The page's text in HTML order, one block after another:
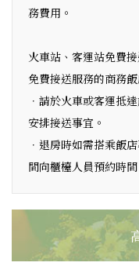
務費用。
火車站、客運站免費
免費接送服務的商務飯
．請於火車或客運抵
安排接送事宜。
．退房時如需搭乘飯
間向櫃檯人員預約時間